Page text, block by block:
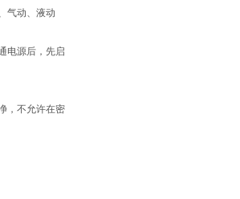
气动、液动
电源后，先启
，不允许在密